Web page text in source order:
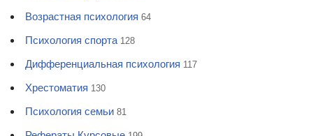
Возрастная психология 64
Психология спорта 128
Дифференциальная психология 117
Хрестоматия 130
Психология семьи 81